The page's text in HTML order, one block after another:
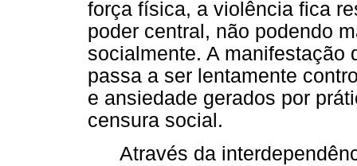
força física, a violência fica
poder central, não podendo
socialmente. A manifestação
passa a ser lentamente
e ansiedade gerados por
censura social.
Através da